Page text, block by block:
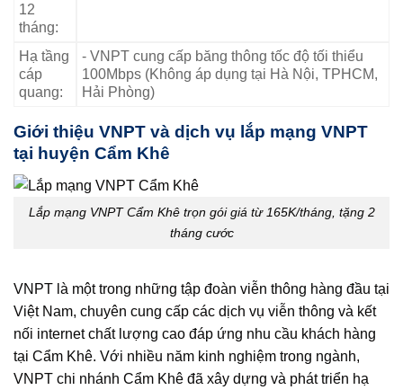
12
tháng:
Hạ tầng
cáp
quang:
- VNPT cung cấp băng thông tốc độ tối thiểu
100Mbps (Không áp dụng tại Hà Nội, TPHCM,
Hải Phòng)
Giới thiệu VNPT và dịch vụ lắp mạng VNPT
tại huyện Cẩm Khê
Lắp mạng VNPT Cẩm Khê trọn gói giá từ 165K/tháng, tặng 2
tháng cước
VNPT là một trong những tập đoàn viễn thông hàng đầu tại
Việt Nam, chuyên cung cấp các dịch vụ viễn thông và kết
nối internet chất lượng cao đáp ứng nhu cầu khách hàng
tại Cẩm Khê. Với nhiều năm kinh nghiệm trong ngành,
VNPT chi nhánh Cẩm Khê đã xây dựng và phát triển hạ